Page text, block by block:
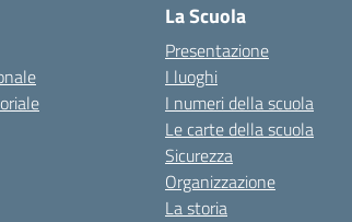
La Scuola
Presentazione
I luoghi
I numeri della scuola
Le carte della scuola
Sicurezza
Organizzazione
La storia